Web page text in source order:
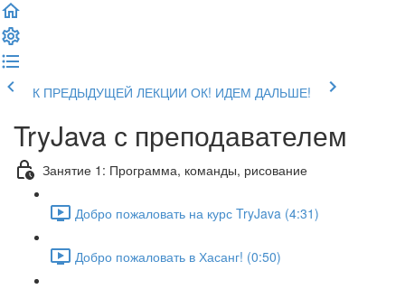
К ПРЕДЫДУЩЕЙ ЛЕКЦИИ ОК! ИДЕМ ДАЛЬШЕ!
TryJava с преподавателем
Занятие 1: Программа, команды, рисование
Добро пожаловать на курс TryJava (4:31)
Добро пожаловать в Хасанг! (0:50)